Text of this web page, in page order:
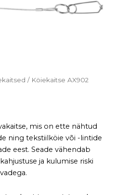
/ Köiekaitse AX902
mis on ette nähtud
ning tekstiilköie või -lintide
eest. Seade vähendab
ja kulumise riski